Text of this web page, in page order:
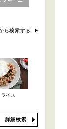
ら検索する
ライス
詳細検索